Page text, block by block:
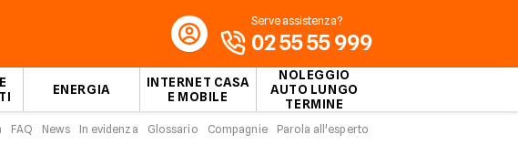
ENERGIA
INTERNET CASA
E MOBILE
NOLEGGIO
AUTO LUNGO
TERMINE
Serve assistenza?
02 55 55 999
FAQ News In evidenza Glossario Compagnie Parola all'esperto